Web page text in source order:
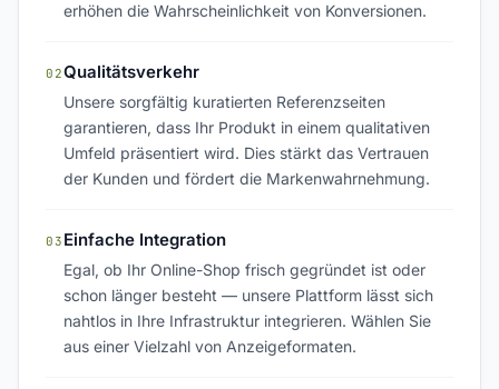
erhöhen die Wahrscheinlichkeit von Konversionen.
02Qualitätsverkehr
Unsere sorgfältig kuratierten Referenzseiten
garantieren, dass Ihr Produkt in einem qualitativen
Umfeld präsentiert wird. Dies stärkt das Vertrauen
der Kunden und fördert die Markenwahrnehmung.
03 Einfache Integration
Egal, ob Ihr Online-Shop frisch gegründet ist oder
schon länger besteht — unsere Plattform lässt sich
nahtlos in Ihre Infrastruktur integrieren. Wählen Sie
aus einer Vielzahl von Anzeigeformaten.